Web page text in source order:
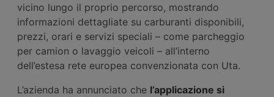
vicino lungo il proprio percorso, mostrando
informazioni dettagliate su carburanti disponibili,
prezzi, orari e servizi speciali – come parcheggio
per camion o lavaggio veicoli – all’interno
dell’estesa rete europea convenzionata con Uta.
L’azienda ha annunciato che l’applicazione si